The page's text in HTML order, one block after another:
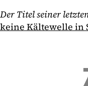
Der Titel seiner
keine Kältewelle in